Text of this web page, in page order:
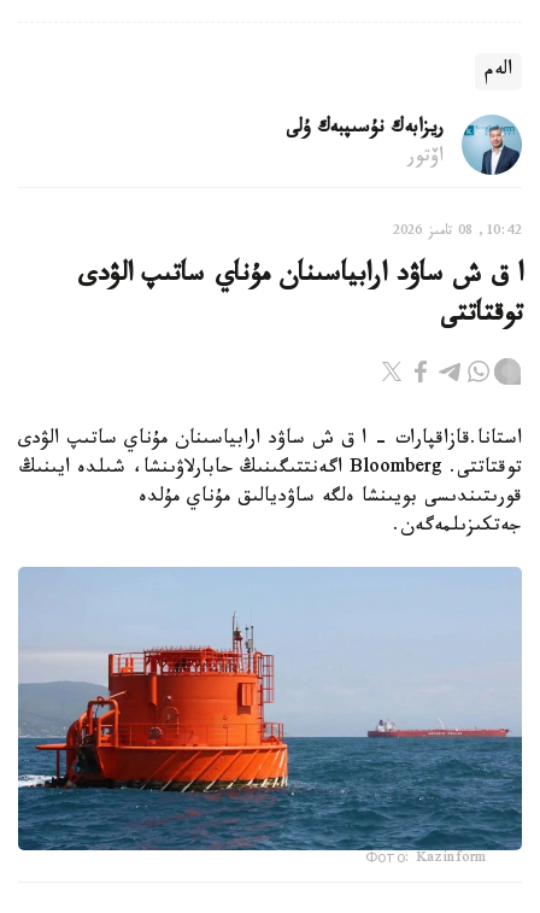
الەم
ريزابەك نۇسىپبەك ۇلى
اۆتور
10:42, 08 تامىز 2026
ا ق ش ساۋد ارابياسىنان مۇناي ساتىپ الۋدى
توقتاتتى
استانا.قازاقپارات - ا ق ش ساۋد ارابياسىنان مۇناي ساتىپ الۋدى
توقتاتتى. Bloomberg اگەنتتىگىنىڭ حابارلاۋىنشا، شىلدە ايىنىڭ
قورىتىندىسى بويىنشا ەلگە ساۋديالىق مۇناي مۇلدە
جەتكىزىلمەگەن.
Фото: Kazinform